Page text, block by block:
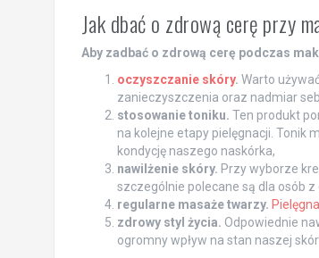
Jak dbać o zdrową cerę przy
Aby zadbać o zdrową cerę podczas
oczyszczanie skóry. Warto
zanieczyszczenia oraz nadmiar
stosowanie toniku. Ten produkt
na kolejne etapy pielęgnacji. Tonik
kondycję naszego naskórka,
nawilżenie skóry. Przy wyborze
szczególnie polecane są dla osób z
regularne masaże twarzy.
zdrowy styl życia. Odpowiednie
ogromny wpływ na stan naszej